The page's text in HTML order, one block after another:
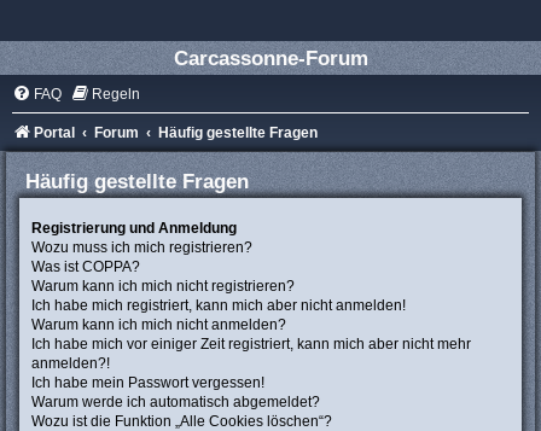
Carcassonne-Forum
FAQ Regeln
Portal Forum Häufig gestellte Fragen
Häufig gestellte Fragen
Registrierung und Anmeldung
Wozu muss ich mich registrieren?
Was ist COPPA?
Warum kann ich mich nicht registrieren?
Ich habe mich registriert, kann mich aber nicht anmelden!
Warum kann ich mich nicht anmelden?
Ich habe mich vor einiger Zeit registriert, kann mich aber nicht mehr
anmelden?!
Ich habe mein Passwort vergessen!
Warum werde ich automatisch abgemeldet?
Wozu ist die Funktion „Alle Cookies löschen“?